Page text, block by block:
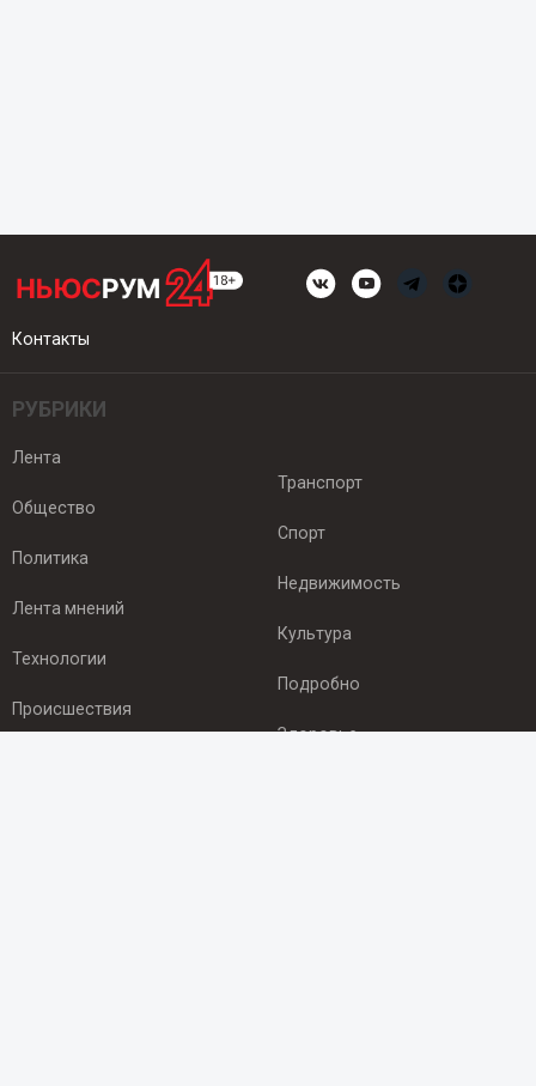
Контакты
РУБРИКИ
Лента
Общество
Политика
Лента мнений
Технологии
Происшествия
Транспорт
Спорт
Недвижимость
Культура
Подробно
Здоровье